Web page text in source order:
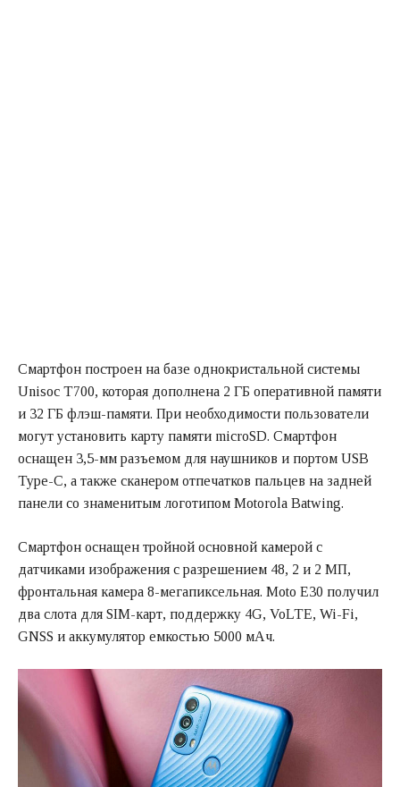
Смартфон построен на базе однокристальной системы
Unisoc T700, которая дополнена 2 ГБ оперативной памяти
и 32 ГБ флэш-памяти. При необходимости пользователи
могут установить карту памяти microSD. Смартфон
оснащен 3,5-мм разъемом для наушников и портом USB
Type-C, а также сканером отпечатков пальцев на задней
панели со знаменитым логотипом Motorola Batwing.
Смартфон оснащен тройной основной камерой с
датчиками изображения с разрешением 48, 2 и 2 МП,
фронтальная камера 8-мегапиксельная. Moto E30 получил
два слота для SIM-карт, поддержку 4G, VoLTE, Wi-Fi,
GNSS и аккумулятор емкостью 5000 мАч.